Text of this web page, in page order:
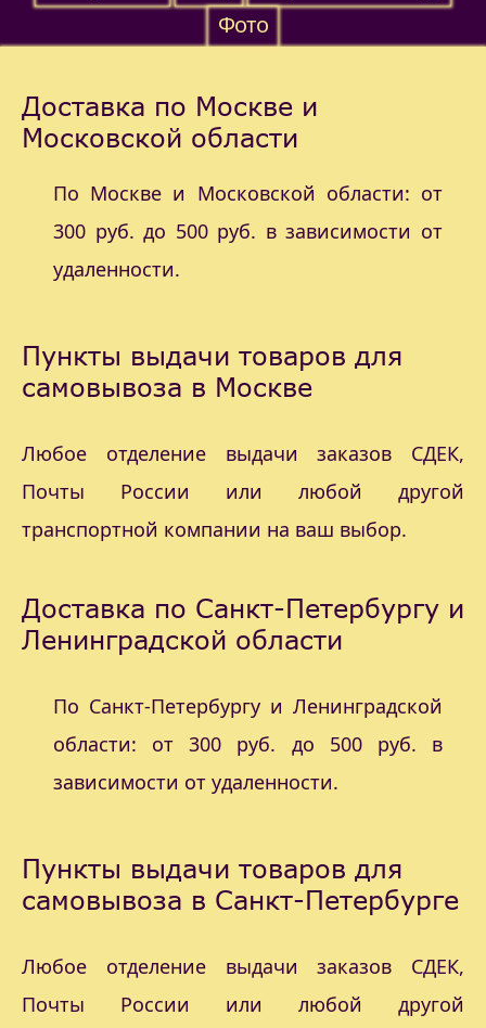
Фото
Доставка по Москве и
Московской области
По Москве и Московской области: от
300 руб. до 500 руб. в зависимости от
удаленности.
Пункты выдачи товаров для
самовывоза в Москве
Любое отделение выдачи заказов СДЕК,
Почты России или любой другой
транспортной компании на ваш выбор.
Доставка по Санкт-Петербургу и
Ленинградской области
По Санкт-Петербургу и Ленинградской
области: от 300 руб. до 500 руб. в
зависимости от удаленности.
Пункты выдачи товаров для
самовывоза в Санкт-Петербурге
Любое отделение выдачи заказов СДЕК,
Почты России или любой другой